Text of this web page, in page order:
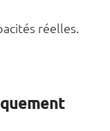
réelles.